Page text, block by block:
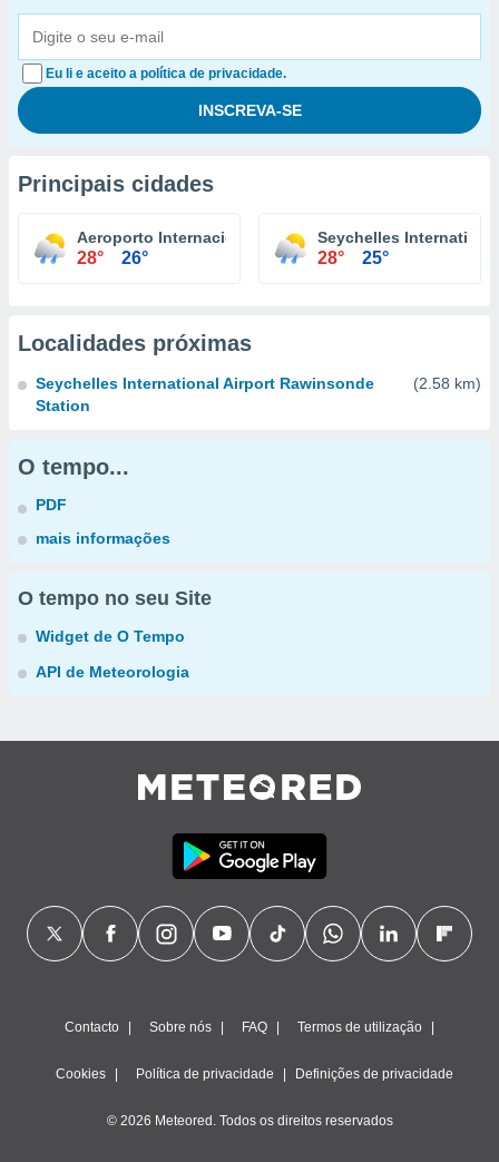
Eu li e aceito a política de privacidade.
Principais cidades
Aeroporto Internacional do Seychelles
28° 26°
Seychelles
28° 25°
Localidades próximas
Seychelles International Airport Rawinsonde
Station
(2.58 km)
O tempo...
PDF
mais informações
O tempo no seu Site
Widget de O Tempo
API de Meteorologia
Contacto Sobre nós FAQ Termos de utilização
Cookies Política de privacidade Definições de privacidade
© 2026 Meteored. Todos os direitos reservados